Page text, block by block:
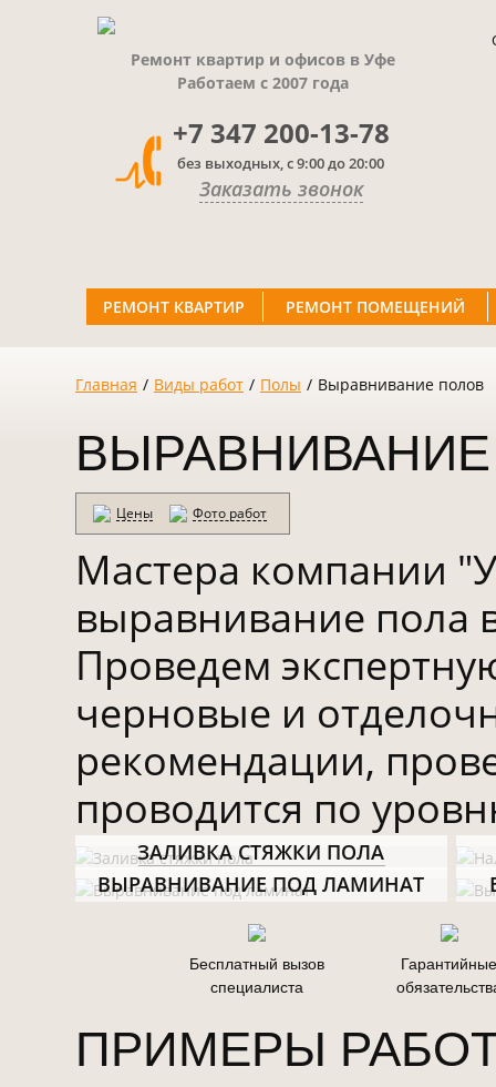
Ремонт квартир и офисов в Уфе
Работаем с 2007 года
+7 347 200-13-78
без выходных, с 9:00 до 20:00
Заказать звонок
РЕМОНТ КВАРТИР РЕМОНТ ПОМЕЩЕНИЙ
Главная / Виды работ / Полы / Выравнивание полов
Цены Фото работ
Мастера компании
выравнивание пола
Проведем
черновые и
рекомендации,
проводится по
ЗАЛИВКА СТЯЖКИ ПОЛА
ВЫРАВНИВАНИЕ ПОД ЛАМИНАТ
Бесплатный вызов
специалиста
ПРИМЕРЫ